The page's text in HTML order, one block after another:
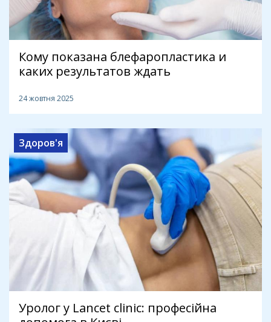
Кому показана блефаропластика и
каких результатов ждать
24 жовтня 2025
Здоров'я
Уролог у Lancet clinic: професійна